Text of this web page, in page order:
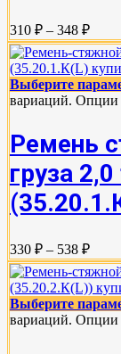
310 ₽ – 348 ₽
Выберите
вариаций. Опции
Ремень
груза
330 ₽ – 538 ₽
Выберите
вариаций. Опции